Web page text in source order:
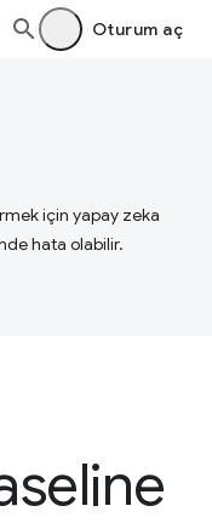
Oturum aç
için yapay zeka
hata olabilir.